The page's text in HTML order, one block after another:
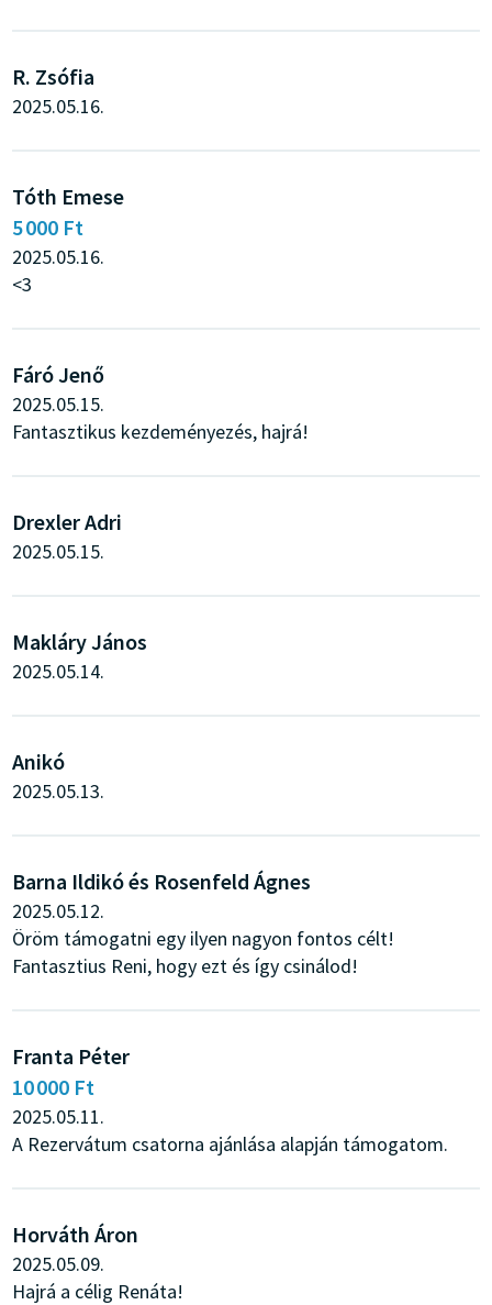
R. Zsófia
2025.05.16.
Tóth Emese
5 000 Ft
2025.05.16.
<3
Fáró Jenő
2025.05.15.
Fantasztikus kezdeményezés, hajrá!
Drexler Adri
2025.05.15.
Makláry János
2025.05.14.
Anikó
2025.05.13.
Barna Ildikó és Rosenfeld Ágnes
2025.05.12.
Öröm támogatni egy ilyen nagyon fontos célt!
Fantasztius Reni, hogy ezt és így csinálod!
Franta Péter
10 000 Ft
2025.05.11.
A Rezervátum csatorna ajánlása alapján támogatom.
Horváth Áron
2025.05.09.
Hajrá a célig Renáta!